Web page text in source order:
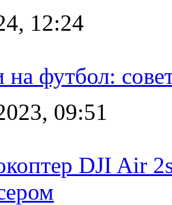
12:24
на футбол:
09:51
DJI Air